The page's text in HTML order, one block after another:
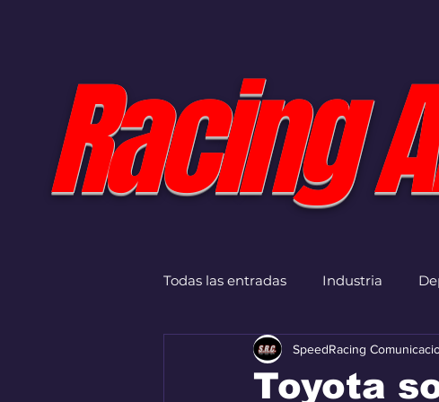
Racing
Todas las entradas Industria
Toyota
SpeedRacing